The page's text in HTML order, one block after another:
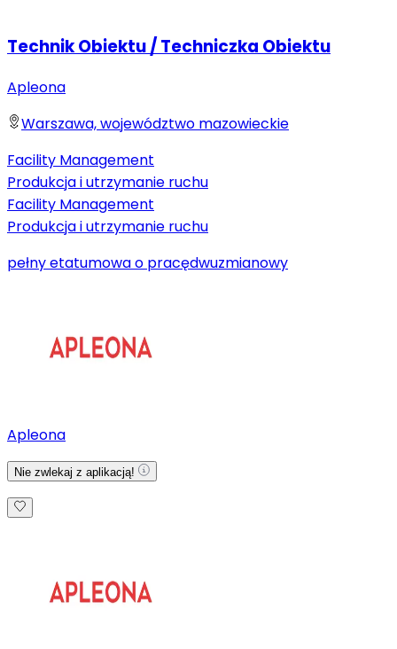
Technik Obiektu / Techniczka Obiektu
Apleona
Warszawa, województwo mazowieckie
Facility Management
Produkcja i utrzymanie ruchu
Facility Management
Produkcja i utrzymanie ruchu
pełny etatumowa o pracędwuzmianowy
Apleona
Nie zwlekaj z aplikacją!